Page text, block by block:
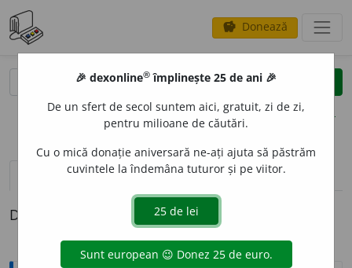
savings Donează
clear
opțiuni
definiții (1)
Definiția cu ID-ul 1269102:
🎉 dexonline® împlinește 25 de ani 🎉
De un sfert de secol suntem aici, gratuit, zi de zi,
pentru milioane de căutări.
Cu o mică donație aniversară ne-ați ajuta să păstrăm
cuvintele la îndemâna tuturor și pe viitor.